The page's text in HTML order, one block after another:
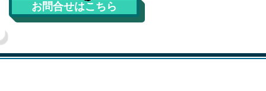
お問合せはこちら